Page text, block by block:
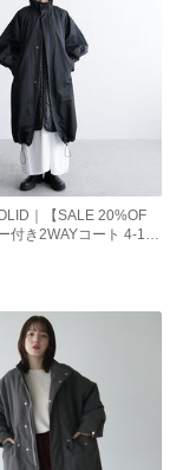
｜【SALE 20%OF
付き2WAYコート 4-17